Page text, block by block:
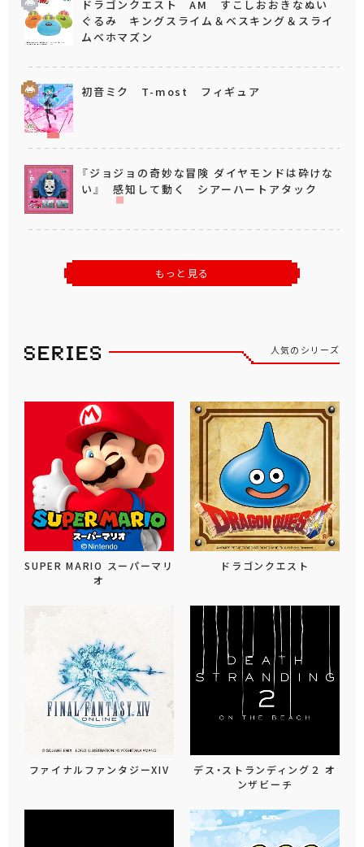
ドラゴンクエスト AM すこしおおきなぬい
ぐるみ キングスライム＆ベスキング＆スライ
ムベホマズン
初音ミク T-most フィギュア
『ジョジョの奇妙な冒険 ダイヤモンドは砕けな
い』 感知して動く シアーハートアタック
もっと見る
人気のシリーズ
SUPER MARIO スーパーマリ
オ
ドラゴンクエスト
ファイナルファンタジーXIV
デス・ストランディング２ オ
ンザビーチ